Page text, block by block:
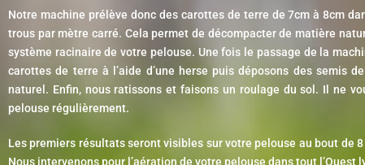
Notre machine prélève donc des carottes de terre de 7cm à 8cm
trous par mètre carré. Cela permet de décompacter de matière
système racinaire de votre pelouse. Une fois le passage de la
carottes de terre à l’aide d’une herse puis déposons des semis
naturel. Enfin, nous ratissons et faisons un roulage du sol. Il ne
pelouse régulièrement.
Les premiers résultats seront visibles sur votre pelouse au bout de
Nous intervenons pour l’aération de votre pelouse dans tout l’Ouest